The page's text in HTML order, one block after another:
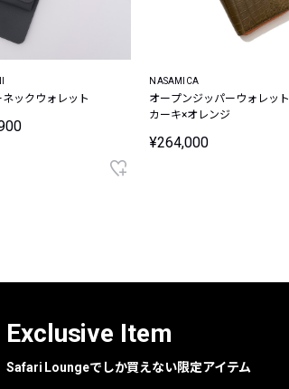
ネックウォレット
NASAMICA
オープンジッパーウォレット
カーキ×オレンジ
¥264,000
Exclusive Item
Safari Loungeでしか買えない限定アイテム